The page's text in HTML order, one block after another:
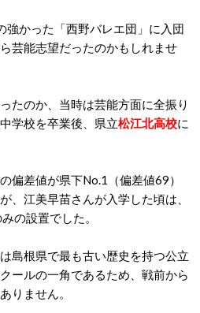
強かった「西野バレエ団」に入団
芸能志望だったのかもしれませ
たのか、当時は芸能方面に全振り
学校を卒業後、県立松江北高校に
偏差値が県下No.1（偏差値69）
、江美早苗さんが入学した頃は、
の設置でした。
島根県で最も古い歴史を持つ公立
ールの一角であるため、戦前から
りません。